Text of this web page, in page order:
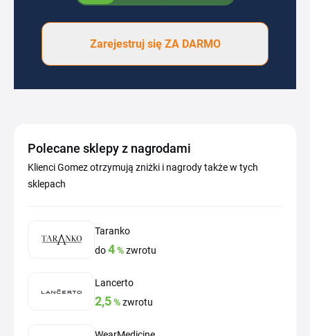
Zarejestruj się ZA DARMO
Polecane sklepy z nagrodami
Klienci Gomez otrzymują zniżki i nagrody także w tych
sklepach
Taranko
do4%zwrotu
Lancerto
2,5%zwrotu